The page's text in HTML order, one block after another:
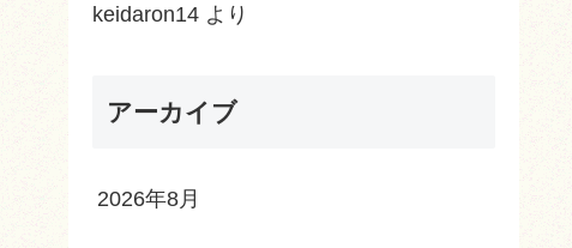
keidaron14 より
アーカイブ
2026年8月